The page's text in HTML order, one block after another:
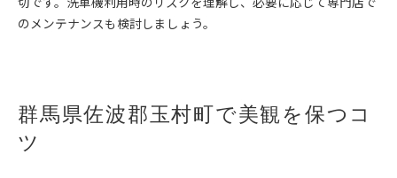
のメンテナンスも検討しましょう。
群馬県佐波郡玉村町で美観を保つコ
ツ